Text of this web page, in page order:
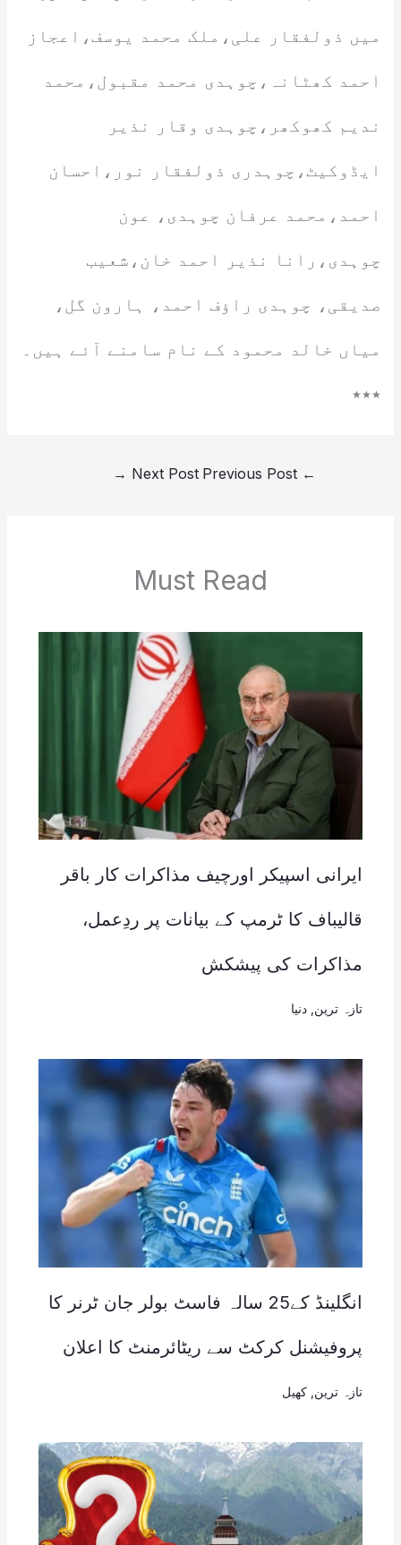
میں ذولفقار علی،ملک محمد یوسف،اعجاز
احمد کھٹانہ،چوہدی محمد مقبول،محمد
ندیم کھوکھر،چوہدی وقار نذیر
ایڈوکیٹ،چوہدری ذولفقار نور،احسان
احمد،محمد عرفان چوہدی، عون
چوہدی،رانا نذیر احمد خان،شعیب
صدیقی، چوہدی راؤف احمد، ہارون گل،
میاں خالد محمود کے نام سامنے آئے ہیں۔
٭٭٭
←
Next Post
→
Must Read
ایرانی اسپیکر اورچیف مذاکرات کار باقر
قالیباف کا ٹرمپ کے بیانات پر ردِعمل،
مذاکرات کی پیشکش
تازہ ترین دنیا
انگلینڈ کے25 سالہ فاسٹ بولر جان ٹرنر کا
پروفیشنل کرکٹ سے ریٹائرمنٹ کا اعلان
تازہ ترین کھیل